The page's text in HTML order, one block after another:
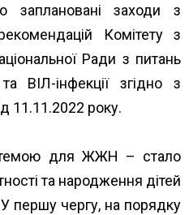
заходи з
Комітету з
Ради з питань
ВІЛ-інфекції згідно з
11.11.2022 року.
для ЖЖН – стало
та народження дітей
першу чергу, на порядку